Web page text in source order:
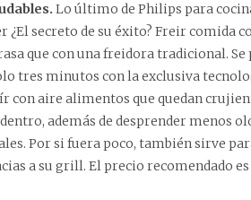
Lo último de Philips para
¿El secreto de su éxito? Freir comida
que con una freidora tradicional. Se
tres minutos con la exclusiva
con aire alimentos que quedan
además de desprender menos
Por si fuera poco, también sirve
a su grill. El precio recomendado es